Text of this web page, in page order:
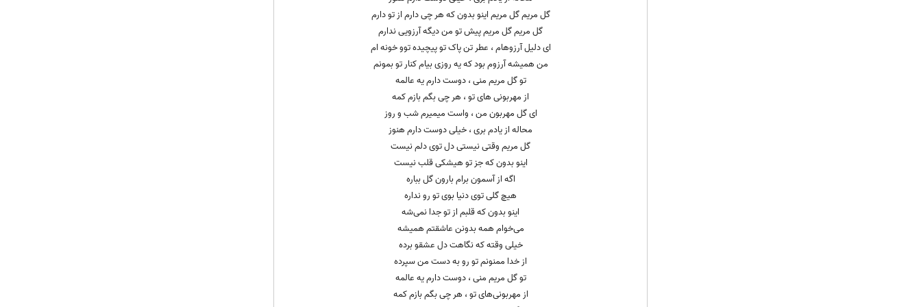
گل مریم گل مریم اینو بدون که هر چی دارم از تو دارم
گل مریم گل مریم پیش تو من دیگه آرزویی ندارم
ای دلیل آرزوهام ، عطر تن پاک تو پیچیده توو خونه ام
من همیشه آرزوم بود که یه روزی بیام کنار تو بمونم
تو گل مریم منی ، دوست دارم یه عالمه
از مهربونی های تو ، هر چی بگم بازم کمه
ای گل مهربون من ، واست میمیرم شب و روز
محاله از یادم بری ، خیلی‌ دوست دارم هنوز
گل مریم وقتی‌ نیستی‌ دل توی دلم نیست
اینو بدون که جز تو هیشکی قلب نیست
اگه از آسمون برام بارون گل بباره
هیچ گلی‌ توی دنیا بوی تو رو نداره
اینو بدون که قلبم از تو جدا نمی‌شه
می‌خوام همه بدونن عاشقتم همیشه
خیلی‌ وقته که نگاهت دل عشقو برده
از خدا ممنونم تو رو به دست من سپرده
تو گل مریم منی ، دوست دارم یه عالمه
از مهربونی‌های تو ، هر چی‌ بگم بازم کمه